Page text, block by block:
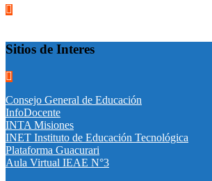
Sitios de Interes
Consejo General de Educación
InfoDocente
INTA Misiones
INET Instituto de Educación Tecnológica
Plataforma Guacurari
Aula Virtual IEAE N°3